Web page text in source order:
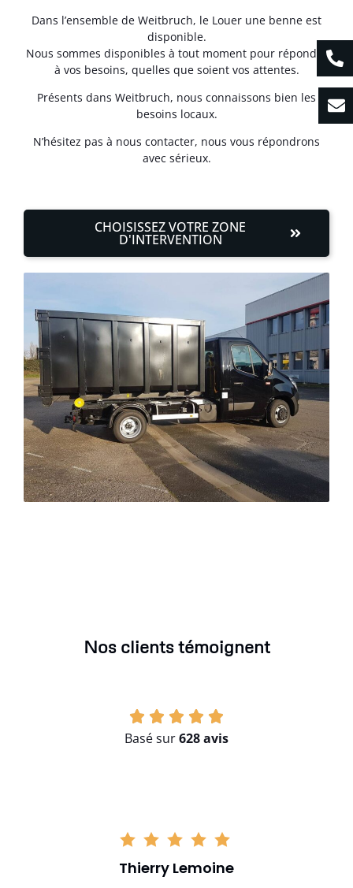
Dans l’ensemble de Weitbruch, le Louer une benne est
disponible.
Nous sommes disponibles à tout moment pour répondre
à vos besoins, quelles que soient vos attentes.
Présents dans Weitbruch, nous connaissons bien les
besoins locaux.
N’hésitez pas à nous contacter, nous vous répondrons
avec sérieux.
CHOISISSEZ VOTRE ZONE
D'INTERVENTION
Nos clients témoignent
Basé sur628 avis
Thierry Lemoine